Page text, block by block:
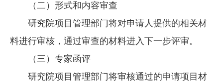
（二）形式和内容审查
研究院项目管理部门将对申请人提供的相关材
料进行审核，通过审查的材料进入下一步评审。
（三）专家函评
研究院项目管理部门将审核通过的申请项目材